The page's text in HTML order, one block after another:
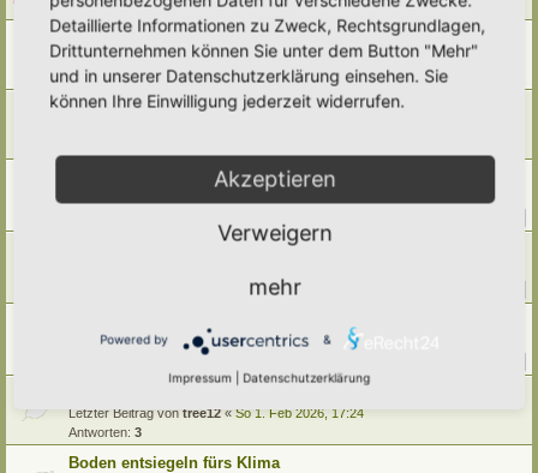
Antworten:1
Nichtkommerzielle Vogelfotos aus Deutschland
Letzter Beitrag von Ann1981« Do 12. Mär 2026, 12:00
Antworten:1
genetische Diversität - Wie groß ist die "Heimat"?
Fr 20. Feb 2026, 12:19
Letzter Beitrag von tree12«Mo 2. Feb 2026, 15:13
Letzter Beitrag von tree12 « So 1. Feb 2026, 17:24
Antworten: 3
Boden entsiegeln fürs Klima
Detaillierte Informationen zu Zweck, Rechtsgrundlagen,
Drittunternehmen können Sie unter dem Button "Mehr"
und in unserer Datenschutzerklärung einsehen. Sie
können Ihre Einwilligung jederzeit widerrufen.
Akzeptieren
Verweigern
mehr
Powered by &
Impressum Datenschutzerklärung